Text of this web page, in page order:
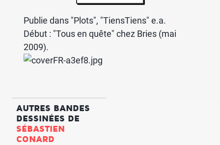
Publie dans "Plots", "TiensTiens" e.a.
Début : "Tous en quête" chez Bries (mai
2009).
AUTRES BANDES
DESSINÉES DE
SÉBASTIEN
CONARD